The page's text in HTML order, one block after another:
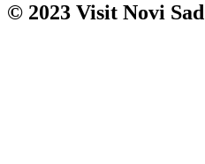
© 2023 Visit Novi Sad